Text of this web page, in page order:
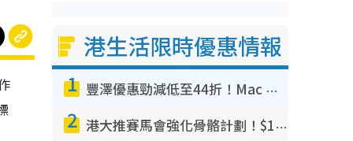
港生活限時優惠情報
1 豐澤優惠勁減低至44折！Mac mini/iPhone17Pro大減價！廚房家電$220起
2 港大推賽馬會強化骨骼計劃！$100骨質密度X光檢查 完成免費運動訓練送超市禮券！附參加資格